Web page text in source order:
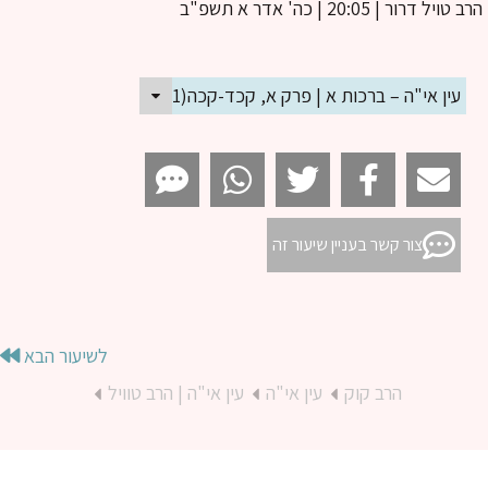
טויל דרור| 20:05 | כה' אדר א תשפ"ב
עין אי"ה – ברכות א | פרק א, קכד-קכה(1)
צור קשר בעניין שיעור זה
לשיעור הבא
הרב קוק
עין אי"ה עין אי"ה | הרב טוויל